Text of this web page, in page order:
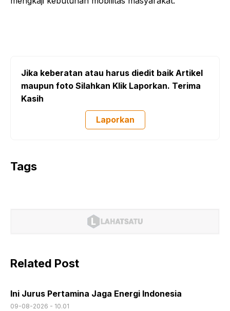
Jika keberatan atau harus diedit baik Artikel
maupun foto Silahkan Klik Laporkan. Terima
Kasih
Laporkan
Tags
Related Post
Ini Jurus Pertamina Jaga Energi Indonesia
09-08-2026 - 10.01